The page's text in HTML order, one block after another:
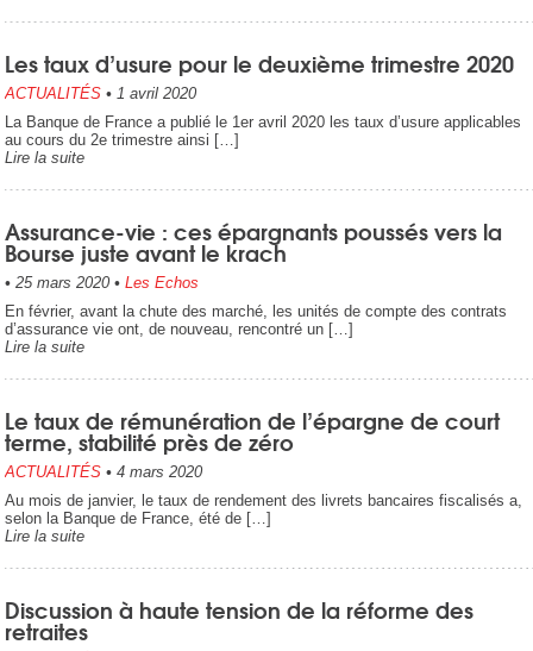
Les taux d’usure pour le deuxième trimestre 2020
ACTUALITÉS • 1 avril 2020
La Banque de France a publié le 1er avril 2020 les taux d’usure applicables
au cours du 2e trimestre ainsi […]
Lire la suite
Assurance-vie : ces épargnants poussés vers la
Bourse juste avant le krach
• 25 mars 2020• Les Echos
En février, avant la chute des marché, les unités de compte des contrats
d’assurance vie ont, de nouveau, rencontré un […]
Lire la suite
Le taux de rémunération de l’épargne de court
terme, stabilité près de zéro
ACTUALITÉS • 4 mars 2020
Au mois de janvier, le taux de rendement des livrets bancaires fiscalisés a,
selon la Banque de France, été de […]
Lire la suite
Discussion à haute tension de la réforme des
retraites